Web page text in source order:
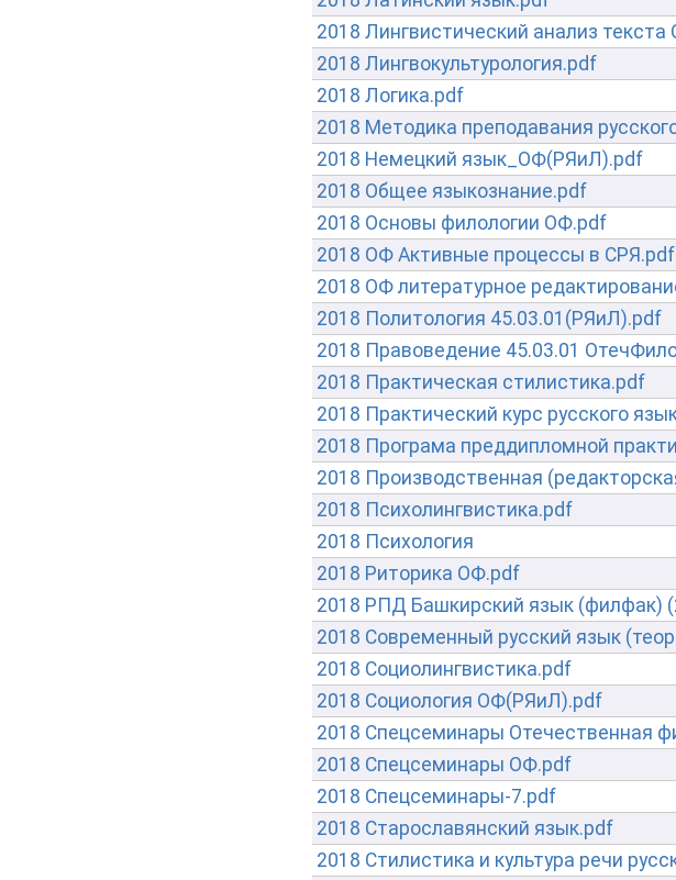
2018 Лингвистический анализ
2018 Лингвокультурология.pdf
2018 Логика.pdf
2018 Методика преподавания
2018 Немецкий язык_ОФ(РЯиЛ).pdf
2018 Общее языкознание.pdf
2018 Основы филологии ОФ.pdf
2018 ОФ Активные процессы в СРЯ.pdf
2018 ОФ литературное
2018 Политология 45.03.01(РЯиЛ).pdf
2018 Правоведение 45.03.01
2018 Практическая стилистика.pdf
2018 Практический курс русского
2018 Програма преддипломной
2018 Производственная
2018 Психолингвистика.pdf
2018 Психология
2018 Риторика ОФ.pdf
2018 РПД Башкирский язык (филфак)
2018 Современный русский язык
2018 Социолингвистика.pdf
2018 Социология ОФ(РЯиЛ).pdf
2018 Спецсеминары Отечественная
2018 Спецсеминары ОФ.pdf
2018 Спецсеминары-7.pdf
2018 Старославянский язык.pdf
2018 Стилистика и культура речи